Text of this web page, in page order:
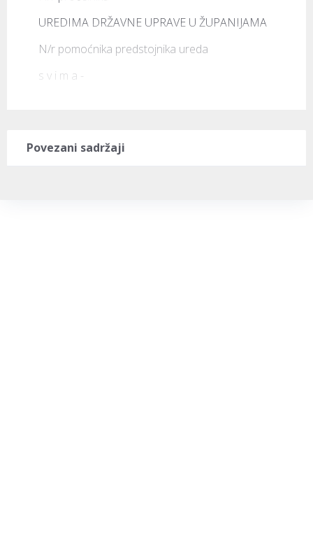
UREDIMA DRŽAVNE UPRAVE U ŽUPANIJAMA
N/r pomoćnika predstojnika ureda
s v i m a -
Povezani sadržaji